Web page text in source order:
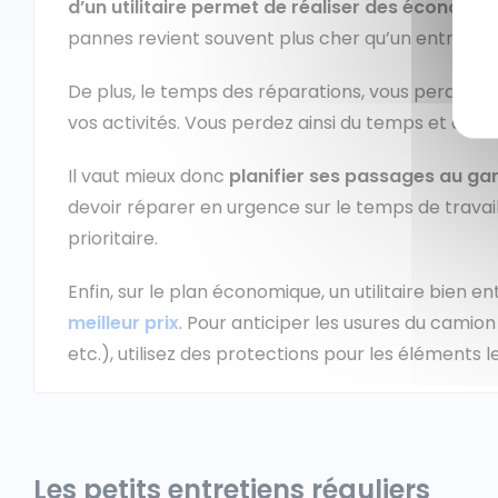
d’un utilitaire permet de réaliser des
pannes revient souvent plus cher qu’un
De plus, le temps des réparations, vous perdez
vos activités. Vous perdez ainsi du temps et de
Il vaut mieux donc planifier ses passages au
devoir réparer en urgence sur le temps de
prioritaire.
Enfin, sur le plan économique, un utilitaire bien
meilleur prix. Pour anticiper les usures du
etc.), utilisez des protections pour les éléments
Les petits entretiens réguliers